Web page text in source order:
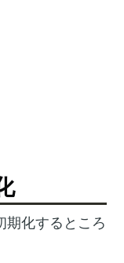
期化するところ